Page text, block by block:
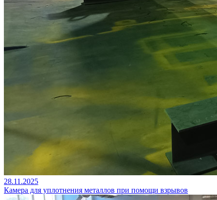
28.11.2025
Камера для уплотнения металлов при помощи взрывов